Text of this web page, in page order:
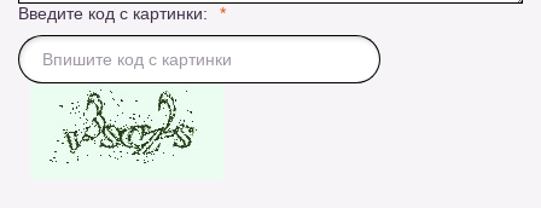
Введите код с картинки: